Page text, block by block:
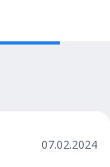
07.02.2024